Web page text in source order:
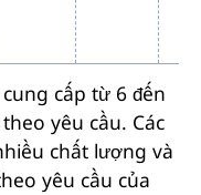
cấp từ 6 đến
yêu cầu. Các
chất lượng và
yêu cầu của